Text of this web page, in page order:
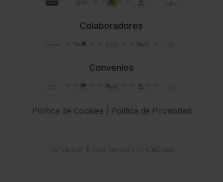
Colaboradores
Convenios
Política de Cookies Política de Privacidad
COPYRIGHT © 2026 SABORES DE CÓRDOBA